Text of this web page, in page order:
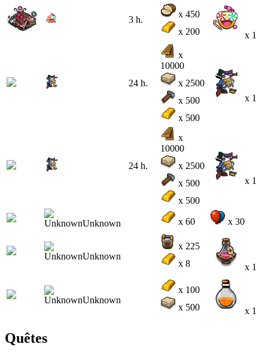
3 h.
x 450
x 200
x 1
24 h.
x
10000
x 2500
x 500
x 500
x 1
24 h.
x
10000
x 2500
x 500
x 500
x 1
x 60 x 30
x 225
x 8
x 1
x 100
x 500
x 1
Quêtes